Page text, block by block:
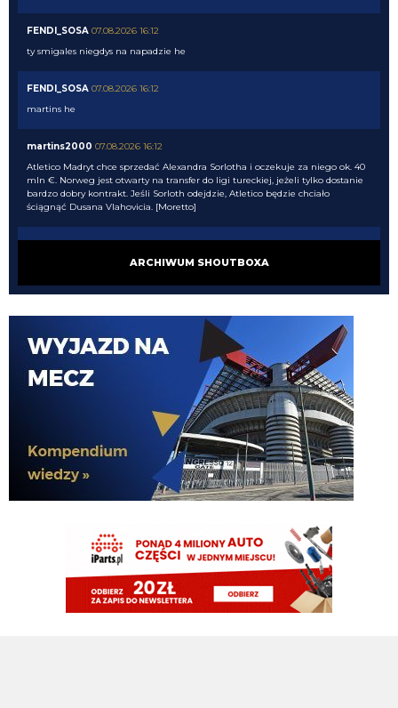
FENDI_SOSA 07.08.2026 16:12
ty smigales niegdys na napadzie he
FENDI_SOSA 07.08.2026 16:12
martins he
martins2000 07.08.2026 16:12
Atletico Madryt chce sprzedać Alexandra Sorlotha i oczekuje za niego ok. 40
mln €. Norweg jest otwarty na transfer do ligi tureckiej, jeżeli tylko dostanie
bardzo dobry kontrakt. Jeśli Sorloth odejdzie, Atletico będzie chciało
ściągnąć Dusana Vlahovicia. [Moretto]
FENDI_SOSA 07.08.2026 16:10
FENDI_SOSA
07.08.2026 16:09
u he jutro z gadami z j?!
07.08.2026 16:09
Prawdopodobny skład na jutrzejszy sparing z Interem (Sky): Di Gregorio -
Kalulu, Bremer, Koopmeiners, Cambiaso - Locatelli Douglas Luiz -
Alajbegović, McKennie, Conceicao - David
FENDI_SOSA 07.08.2026 16:09
07.08.2026 16:09
nerra co tam he
ARCHIWUM SHOUTBOXA